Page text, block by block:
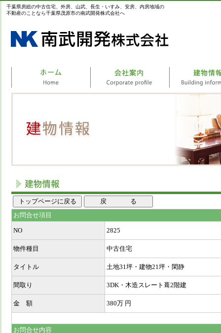
千葉県房総の中古住宅、外房、山武、長生・いすみ、安房、内房地域の
不動産のことなら千葉県茂原市の南武開発株式会社へ
お問合せ項目
NO 2825
物件種目 中古住宅
タイトル 土地31坪・建物21坪・閑静
間取り 3DK・木造スレート葺2階建
金 額 380万 円
お問合せ内容